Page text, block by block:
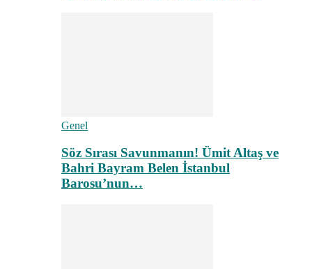
Genel
Söz Sırası Savunmanın! Ümit Altaş ve
Bahri Bayram Belen İstanbul
Barosu’nun…